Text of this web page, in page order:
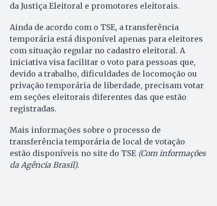
da Justiça Eleitoral e promotores eleitorais.
Ainda de acordo com o TSE, a transferência
temporária está disponível apenas para eleitores
com situação regular no cadastro eleitoral. A
iniciativa visa facilitar o voto para pessoas que,
devido a trabalho, dificuldades de locomoção ou
privação temporária de liberdade, precisam votar
em seções eleitorais diferentes das que estão
registradas.
Mais informações sobre o processo de
transferência temporária de local de votação
estão disponíveis no site do TSE (Com informações
da Agência Brasil).